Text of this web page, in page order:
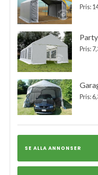
Pris:
Pris:
Pris:
SE ALLA ANNONSER